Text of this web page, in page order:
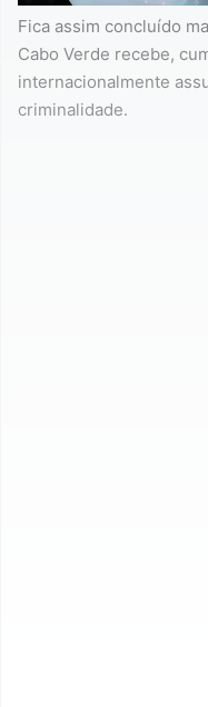
Fica assim concluído
Cabo Verde recebe,
internacionalmente
criminalidade.